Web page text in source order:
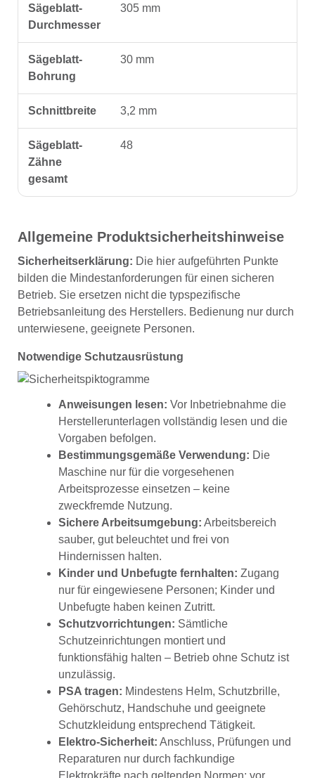
Sägeblatt-
Durchmesser
305 mm
Sägeblatt-
Bohrung
30 mm
Schnittbreite 3,2 mm
Sägeblatt-
Zähne
gesamt
48
Allgemeine Produktsicherheitshinweise
Sicherheitserklärung: Die hier aufgeführten Punkte
bilden die Mindestanforderungen für einen sicheren
Betrieb. Sie ersetzen nicht die typspezifische
Betriebsanleitung des Herstellers. Bedienung nur durch
unterwiesene, geeignete Personen.
Notwendige Schutzausrüstung
Anweisungen lesen: Vor Inbetriebnahme die
Herstellerunterlagen vollständig lesen und die
Vorgaben befolgen.
Bestimmungsgemäße Verwendung: Die
Maschine nur für die vorgesehenen
Arbeitsprozesse einsetzen – keine
zweckfremde Nutzung.
Sichere Arbeitsumgebung: Arbeitsbereich
sauber, gut beleuchtet und frei von
Hindernissen halten.
Kinder und Unbefugte fernhalten: Zugang
nur für eingewiesene Personen; Kinder und
Unbefugte haben keinen Zutritt.
Schutzvorrichtungen: Sämtliche
Schutzeinrichtungen montiert und
funktionsfähig halten – Betrieb ohne Schutz ist
unzulässig.
PSA tragen: Mindestens Helm, Schutzbrille,
Gehörschutz, Handschuhe und geeignete
Schutzkleidung entsprechend Tätigkeit.
Elektro-Sicherheit: Anschluss, Prüfungen und
Reparaturen nur durch fachkundige
Elektrokräfte nach geltenden Normen; vor